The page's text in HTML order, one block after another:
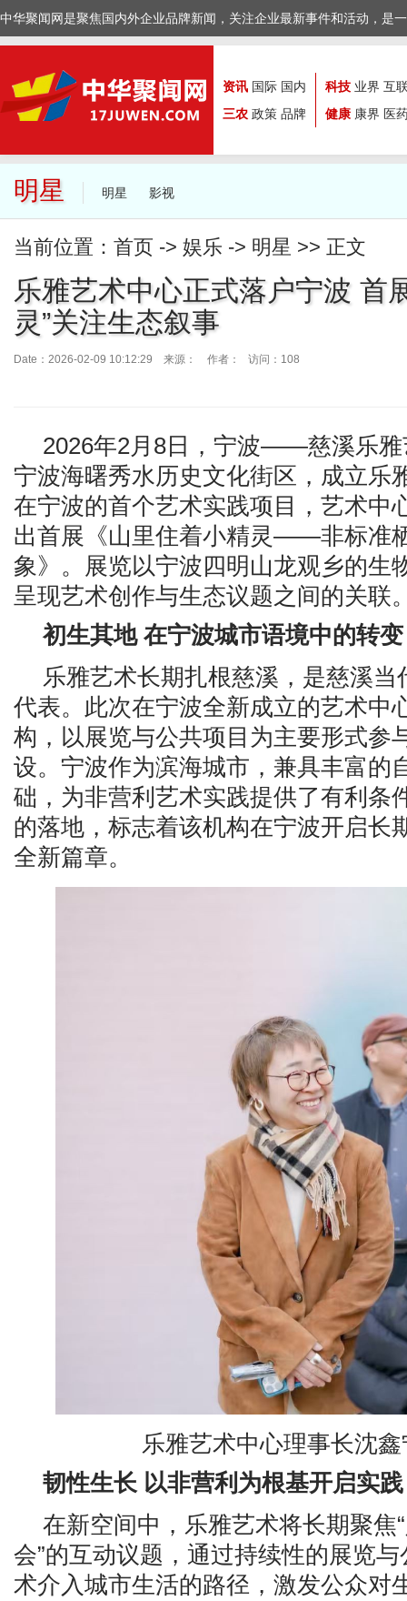
中华聚闻网是聚焦国内外企业品牌新闻，关注企业最新事件和活动，是
资讯 国际 国内
三农 政策 品牌
科技 业界 互
健康 康界 医
明星 明星 影视
当前位置： 首页 -> 娱乐 -> 明星 >> 正文
乐雅艺术中心正式落户宁波 首
灵”关注生态叙事
Date：2026-02-09 10:12:29 来源： 作者： 访问：108
2026年2月8日，宁波——慈溪乐雅
宁波海曙秀水历史文化街区，成立乐
在宁波的首个艺术实践项目，艺术中
出首展《山里住着小精灵——非标准
象》。展览以宁波四明山龙观乡的生
呈现艺术创作与生态议题之间的关联
初生其地 在宁波城市语境中的转变
乐雅艺术长期扎根慈溪，是慈溪当
代表。此次在宁波全新成立的艺术中
构，以展览与公共项目为主要形式参
设。宁波作为滨海城市，兼具丰富的
础，为非营利艺术实践提供了有利条
的落地，标志着该机构在宁波开启长
全新篇章。
乐雅艺术中心理事长沈
韧性生长 以非营利为根基开启实践
在新空间中，乐雅艺术将长期聚焦
会”的互动议题，通过持续性的展览
术介入城市生活的路径，激发公众对